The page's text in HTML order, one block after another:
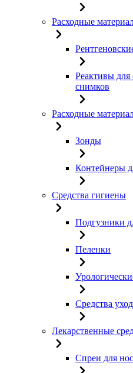
Расходные
Реактивы для
снимков
Расходные
Зонды
Контейнеры
Средства гигиены
Подгузники
Пеленки
Средства
Лекарственные
Спреи для